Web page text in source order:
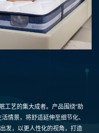
工艺的集大成者。产品围绕“助
活情景，将舒适延伸至细节化、
发，以更人性化的视角，打造